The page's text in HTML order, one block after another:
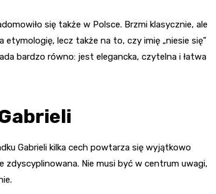
się także w Polsce. Brzmi klasycznie, ale
lecz także na to, czy imię „niesie się”
bardzo równo: jest elegancka, czytelna i łatwa
Gabrieli kilka cech powtarza się wyjątkowo
Nie musi być w centrum uwagi,